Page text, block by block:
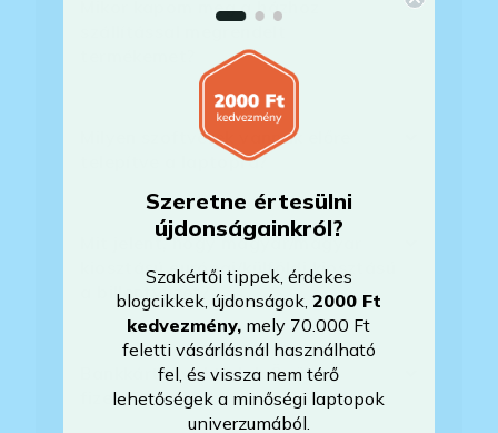
Mikor kapom meg a házhoz
Milyen szoftverek vannak előre
telepítve a laptopra?
Mit jelent, hogy magyar/magyar
kiosztású európai/külföldi kiosztású
a billentyűzet?
Bankkártyával tudok Önöknél
fizetni?
Szeretne értesülni
újdonságainkról?
Szakértői tippek, érdekes
blogcikkek, újdonságok,2000 Ft
kedvezmény, mely 70.000 Ft
feletti vásárlásnál használható
fel, és vissza nem térő
lehetőségek a minőségi laptopok
univerzumából.